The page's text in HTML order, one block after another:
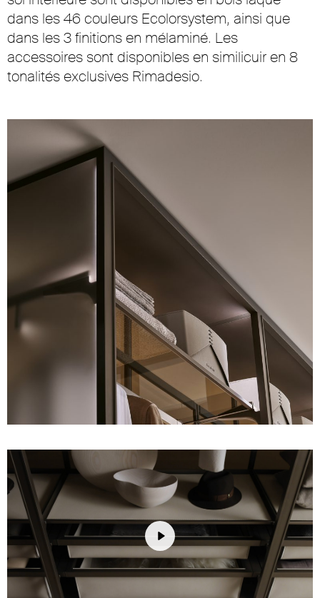
dans les 46 couleurs Ecolorsystem, ainsi que
dans les 3 finitions en mélaminé. Les
accessoires sont disponibles en similicuir en 8
tonalités exclusives Rimadesio.
Play